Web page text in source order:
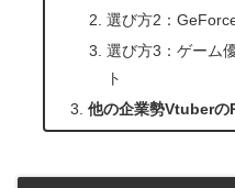
選び方2：
選び方3：ゲーム
ト
他の企業勢Vtuberの